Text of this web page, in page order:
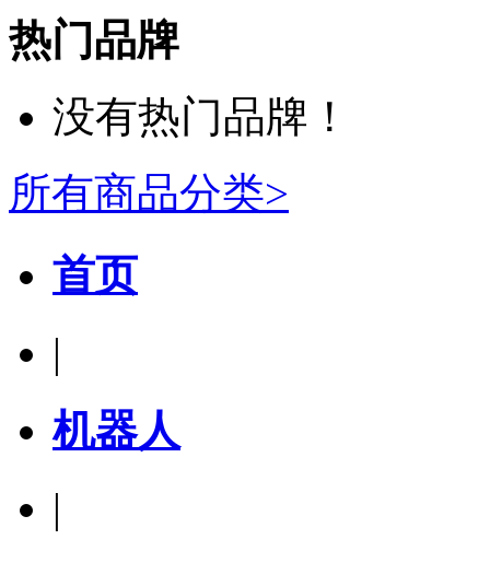
热门品牌
没有热门品牌！
所有商品分类>
首页
|
机器人
|